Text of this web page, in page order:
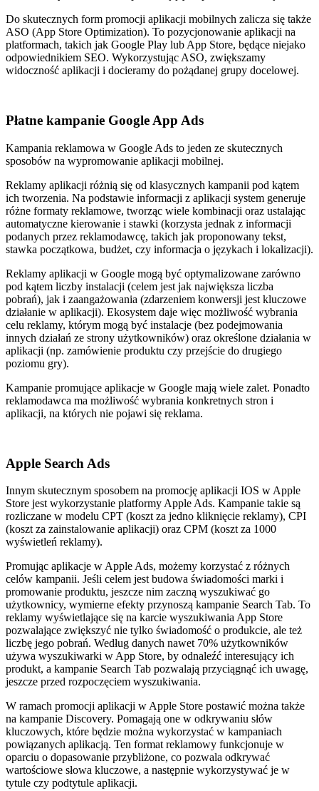
Do skutecznych form promocji aplikacji mobilnych zalicza się także
ASO (App Store Optimization). To pozycjonowanie aplikacji na
platformach, takich jak Google Play lub App Store, będące niejako
odpowiednikiem SEO. Wykorzystując ASO, zwiększamy
widoczność aplikacji i docieramy do pożądanej grupy docelowej.
Płatne kampanie Google App Ads
Kampania reklamowa w Google Ads to jeden ze skutecznych
sposobów na wypromowanie aplikacji mobilnej.
Reklamy aplikacji różnią się od klasycznych kampanii pod kątem
ich tworzenia. Na podstawie informacji z aplikacji system generuje
różne formaty reklamowe, tworząc wiele kombinacji oraz ustalając
automatyczne kierowanie i stawki (korzysta jednak z informacji
podanych przez reklamodawcę, takich jak proponowany tekst,
stawka początkowa, budżet, czy informacja o językach i lokalizacji).
Reklamy aplikacji w Google mogą być optymalizowane zarówno
pod kątem liczby instalacji (celem jest jak największa liczba
pobrań), jak i zaangażowania (zdarzeniem konwersji jest kluczowe
działanie w aplikacji). Ekosystem daje więc możliwość wybrania
celu reklamy, którym mogą być instalacje (bez podejmowania
innych działań ze strony użytkowników) oraz określone działania w
aplikacji (np. zamówienie produktu czy przejście do drugiego
poziomu gry).
Kampanie promujące aplikacje w Google mają wiele zalet. Ponadto
reklamodawca ma możliwość wybrania konkretnych stron i
aplikacji, na których nie pojawi się reklama.
Apple Search Ads
Innym skutecznym sposobem na promocję aplikacji IOS w Apple
Store jest wykorzystanie platformyApple Ads. Kampanie takie są
rozliczane w modelu CPT (koszt za jedno kliknięcie reklamy), CPI
(koszt za zainstalowanie aplikacji) oraz CPM (koszt za 1000
wyświetleń reklamy).
Promując aplikacje w Apple Ads, możemy korzystać z różnych
celów kampanii. Jeśli celem jest budowa świadomości marki i
promowanie produktu, jeszcze nim zaczną wyszukiwać go
użytkownicy, wymierne efekty przynoszą kampanie Search Tab. To
reklamy wyświetlające się na karcie wyszukiwania App Store
pozwalające zwiększyć nie tylko świadomość o produkcie, ale też
liczbę jego pobrań. Według danych nawet 70% użytkowników
używa wyszukiwarki w App Store, by odnaleźć interesujący ich
produkt, a kampanie Search Tab pozwalają przyciągnąć ich uwagę,
jeszcze przed rozpoczęciem wyszukiwania.
W ramach promocji aplikacji w Apple Store postawić można także
na kampanie Discovery. Pomagają one w odkrywaniu słów
kluczowych, które będzie można wykorzystać w kampaniach
powiązanych aplikacją. Ten format reklamowy funkcjonuje w
oparciu o dopasowanie przybliżone, co pozwala odkrywać
wartościowe słowa kluczowe, a następnie wykorzystywać je w
tytule czy podtytule aplikacji.